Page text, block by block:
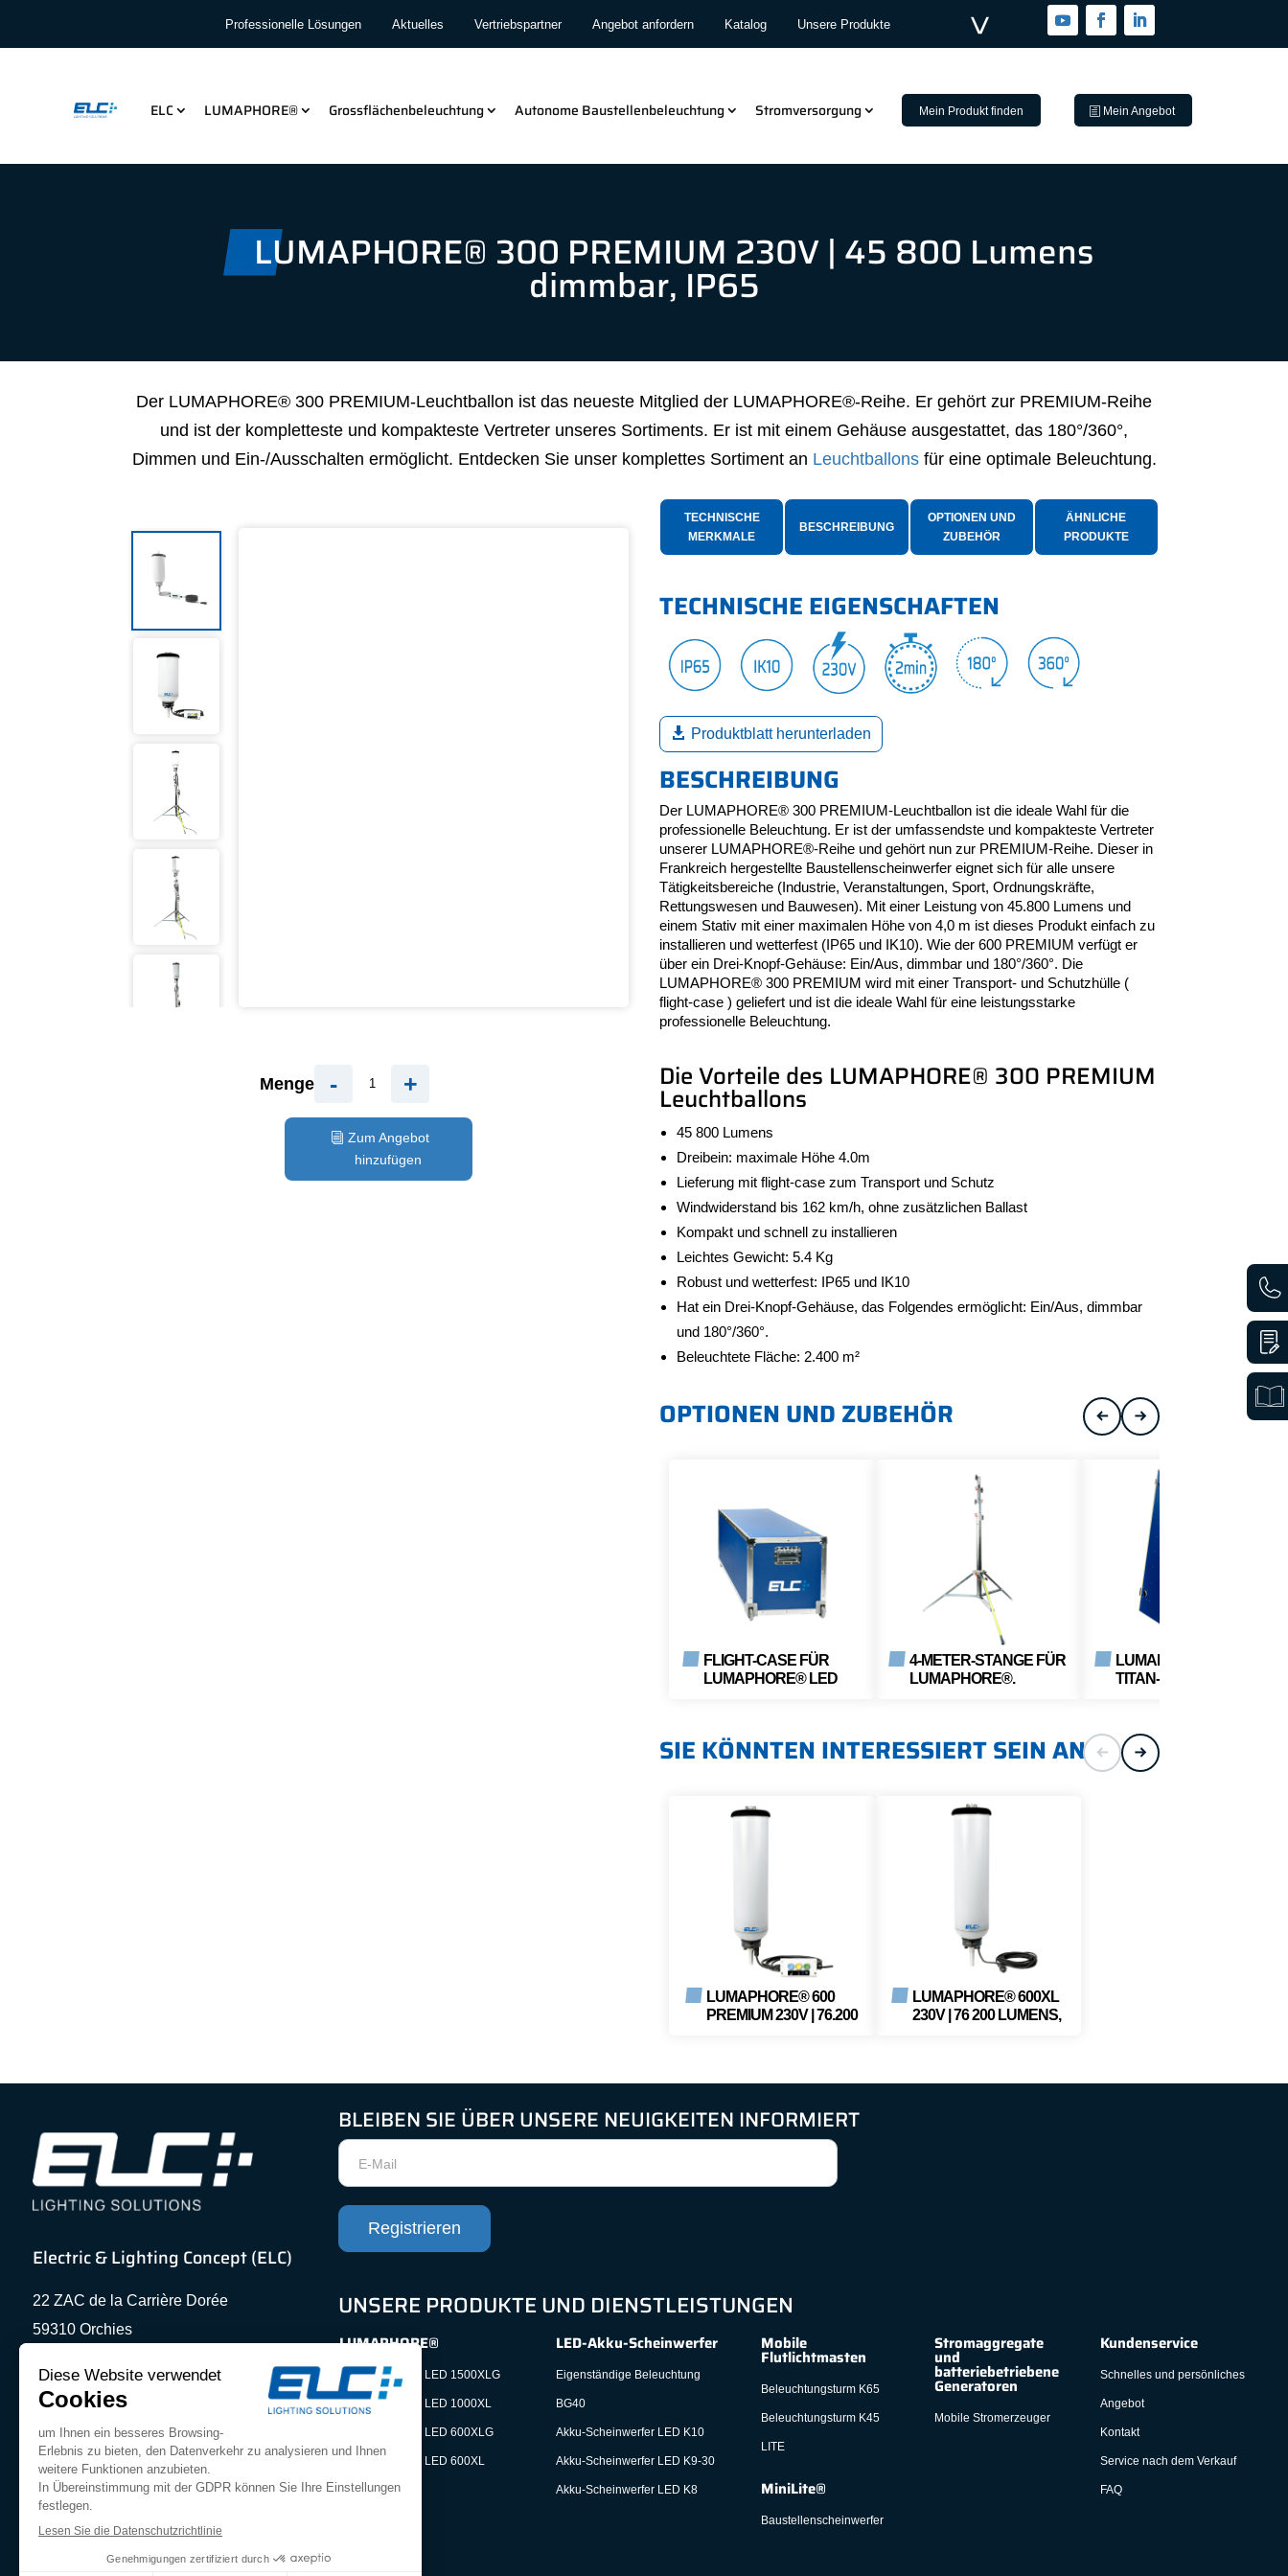
Professionelle Lösungen Aktuelles Vertriebspartner Angebot anfordern Katalog Unsere Produkte
ELC LUMAPHORE® Grossflächenbeleuchtung Autonome Baustellenbeleuchtung Stromversorgung Mein Produkt finden Mein Angebot
LUMAPHORE® 300 PREMIUM 230V | 45 800 Lumens
dimmbar, IP65
Der LUMAPHORE® 300 PREMIUM-Leuchtballon ist das neueste Mitglied der LUMAPHORE®-Reihe. Er gehört zur PREMIUM-Reihe
und ist der kompletteste und kompakteste Vertreter unseres Sortiments. Er ist mit einem Gehäuse ausgestattet, das 180°/360°,
Dimmen und Ein-/Ausschalten ermöglicht. Entdecken Sie unser komplettes Sortiment an Leuchtballonsfür eine optimale Beleuchtung.
Menge - +
Zum Angebot
hinzufügen
TECHNISCHE
MERKMALE
BESCHREIBUNG
OPTIONEN UND
ZUBEHÖR
ÄHNLICHE
PRODUKTE
TECHNISCHE EIGENSCHAFTEN
Produktblatt herunterladen
BESCHREIBUNG
Der LUMAPHORE® 300 PREMIUM-Leuchtballon ist die ideale Wahl für die
professionelle Beleuchtung. Er ist der umfassendste und kompakteste Vertreter
unserer LUMAPHORE®-Reihe und gehört nun zur PREMIUM-Reihe. Dieser in
Frankreich hergestellte Baustellenscheinwerfer eignet sich für alle unsere
Tätigkeitsbereiche (Industrie, Veranstaltungen, Sport, Ordnungskräfte,
Rettungswesen und Bauwesen). Mit einer Leistung von 45.800 Lumens und
einem Stativ mit einer maximalen Höhe von 4,0 m ist dieses Produkt einfach zu
installieren und wetterfest (IP65 und IK10). Wie der 600 PREMIUM verfügt er
über ein Drei-Knopf-Gehäuse: Ein/Aus, dimmbar und 180°/360°. Die
LUMAPHORE® 300 PREMIUM wird mit einer Transport- und Schutzhülle (
flight-case ) geliefert und ist die ideale Wahl für eine leistungsstarke
professionelle Beleuchtung.
Die Vorteile des LUMAPHORE® 300 PREMIUM
Leuchtballons
45 800 Lumens
Dreibein: maximale Höhe 4.0m
Lieferung mit flight-case zum Transport und Schutz
Windwiderstand bis 162 km/h, ohne zusätzlichen Ballast
Kompakt und schnell zu installieren
Leichtes Gewicht: 5.4 Kg
Robust und wetterfest: IP65 und IK10
Hat ein Drei-Knopf-Gehäuse, das Folgendes ermöglicht: Ein/Aus, dimmbar
und 180°/360°.
Beleuchtete Fläche: 2.400 m²
OPTIONEN UND ZUBEHÖR
FLIGHT-CASE FÜR
LUMAPHORE® LED
4-METER-STANGE FÜR
LUMAPHORE®.
LUMAPHORE® 230V
TITAN-KIT
SIE KÖNNTEN INTERESSIERT SEIN AN
LUMAPHORE® 600
PREMIUM 230V | 76.200
LUMAPHORE® 600XL
230V | 76 200 LUMENS,
Electric & Lighting Concept (ELC)
22 ZAC de la Carrière Dorée
59310 Orchies
FOLGEN SIE UNS
BLEIBEN SIE ÜBER UNSERE NEUIGKEITEN INFORMIERT
Newsletter
Registrieren
UNSERE PRODUKTE UND DIENSTLEISTUNGEN
LUMAPHORE®
LUMAPHORE® LED 1500XLG
LUMAPHORE® LED 1000XL
LUMAPHORE® LED 600XLG
LUMAPHORE® LED 600XL
LED-Akku-Scheinwerfer
Eigenständige Beleuchtung
BG40
Akku-Scheinwerfer LED K10
Akku-Scheinwerfer LED K9-30
Akku-Scheinwerfer LED K8
Mobile
Flutlichtmasten
Beleuchtungsturm K65
Beleuchtungsturm K45
LITE
MiniLite®
Baustellenscheinwerfer
Stromaggregate
und
batteriebetriebene
Generatoren
Mobile Stromerzeuger
Kundenservice
Schnelles und persönliches
Angebot
Kontakt
Service nach dem Verkauf
FAQ